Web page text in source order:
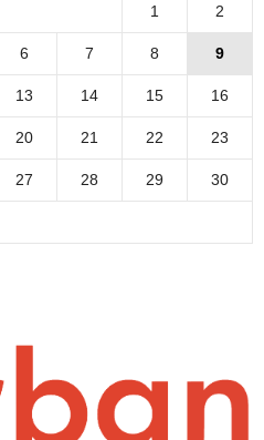
1 2
6 7 8 9
13 14 15 16
20 21 22 23
27 28 29 30